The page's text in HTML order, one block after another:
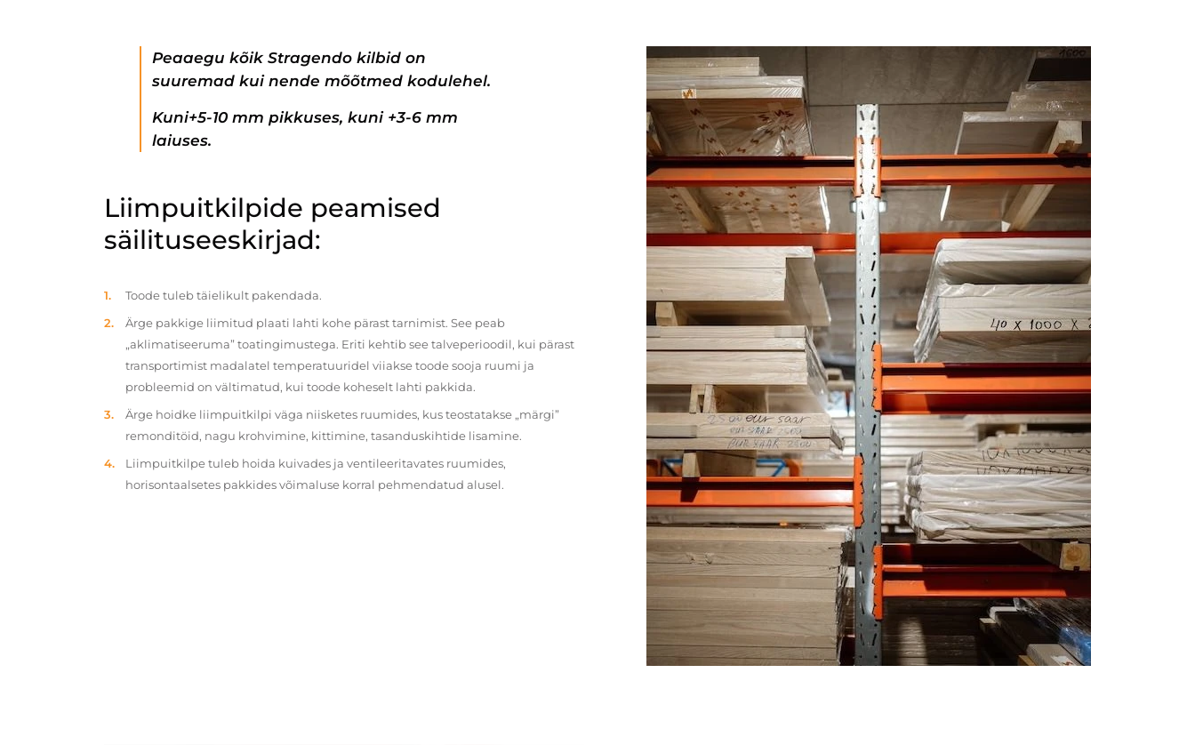
Peaaegu kõik Stragendo kilbid on
suuremad kui nende mõõtmed kodulehel.
Kuni+5-10 mm pikkuses, kuni +3-6 mm
laiuses.
Liimpuitkilpide peamised
säilituseeskirjad:
Toode tuleb täielikult pakendada.
Ärge pakkige liimitud plaati lahti kohe pärast tarnimist. See peab
„aklimatiseeruma” toatingimustega. Eriti kehtib see talveperioodil, kui pärast
transportimist madalatel temperatuuridel viiakse toode sooja ruumi ja
probleemid on vältimatud, kui toode koheselt lahti pakkida.
Ärge hoidke liimpuitkilpi väga niisketes ruumides, kus teostatakse „märgi”
remonditöid, nagu krohvimine, kittimine, tasanduskihtide lisamine.
Liimpuitkilpe tuleb hoida kuivades ja ventileeritavates ruumides,
horisontaalsetes pakkides võimaluse korral pehmendatud alusel.